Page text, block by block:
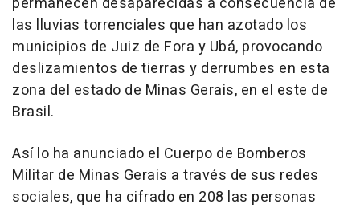
las lluvias torrenciales que han azotado los
municipios de Juiz de Fora y Ubá, provocando
deslizamientos de tierras y derrumbes en esta
zona del estado de Minas Gerais, en el este de
Brasil.
Así lo ha anunciado el Cuerpo de Bomberos
Militar de Minas Gerais a través de sus redes
sociales, que ha cifrado en 208 las personas